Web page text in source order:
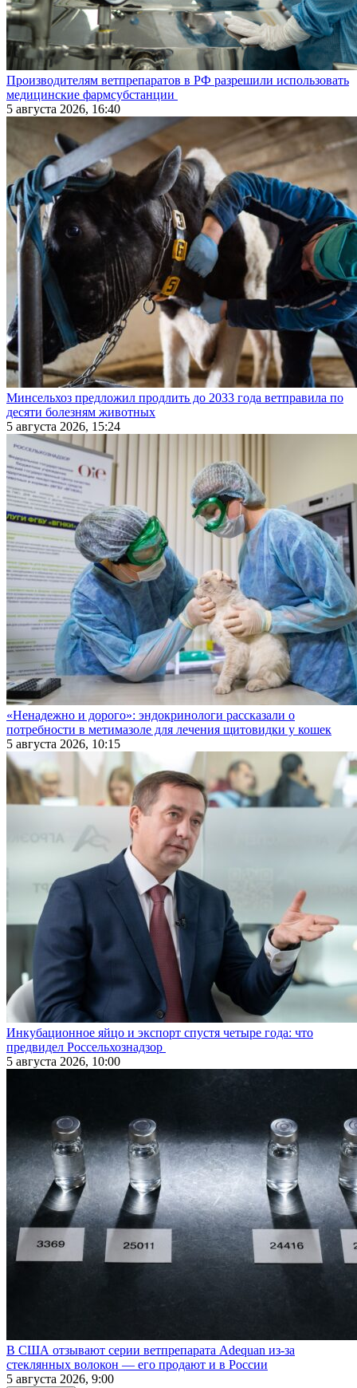
Производителям ветпрепаратов в РФ разрешили использовать
медицинские фармсубстанции
5 августа 2026, 16:40
Минсельхоз предложил продлить до 2033 года ветправила по
десяти болезням животных
5 августа 2026, 15:24
«Ненадежно и дорого»: эндокринологи рассказали о
потребности в метимазоле для лечения щитовидки у кошек
5 августа 2026, 10:15
Инкубационное яйцо и экспорт спустя четыре года: что
предвидел Россельхознадзор
5 августа 2026, 10:00
В США отзывают серии ветпрепарата Adequan из-за
стеклянных волокон — его продают и в России
5 августа 2026, 9:00